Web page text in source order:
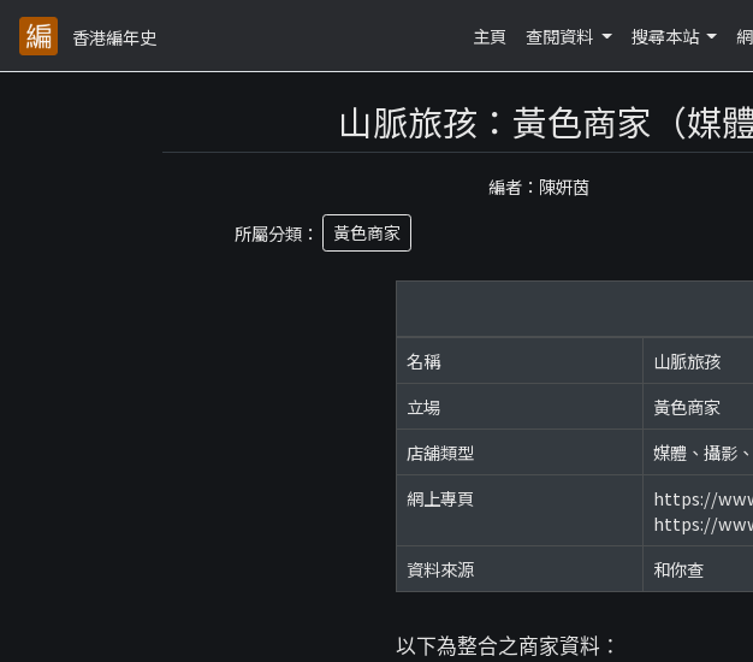
香港編年史 主頁 查閱資料 搜尋本站
山脈旅孩：黃色商家（媒
編者：陳妍茵
所屬分類：
黃色商家
名稱
山脈旅孩
立場
黃色商家
店舖類型
媒體、攝影
網上專頁
https://
https://
資料來源
和你查
以下為整合之商家資料：